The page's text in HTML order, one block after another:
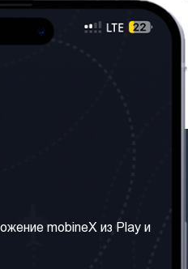
Правила и Условия
mobineX из Play и